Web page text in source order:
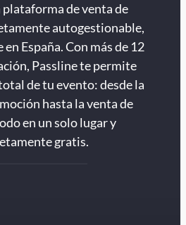
plataforma de venta de
autogestionable,
España. Con más de 12
Passline te permite
de tu evento: desde la
hasta la venta de
en un solo lugar y
gratis.